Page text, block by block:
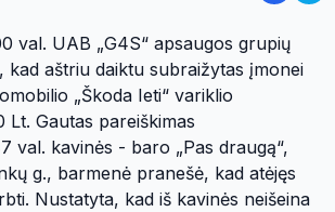
val. UAB „G4S“ apsaugos grupių
kad aštriu daiktu subraižytas įmonei
„Škoda Ieti“ variklio
Lt. Gautas pareiškimas
val. kavinės - baro „Pas draugą“,
g., barmenė pranešė, kad atėjęs
Nustatyta, kad iš kavinės neišeina